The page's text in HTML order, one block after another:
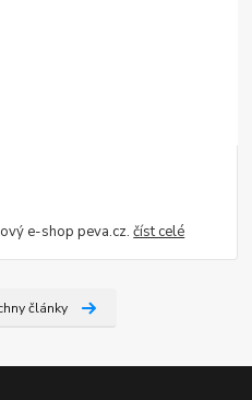
e-shop peva.cz.číst celé
články